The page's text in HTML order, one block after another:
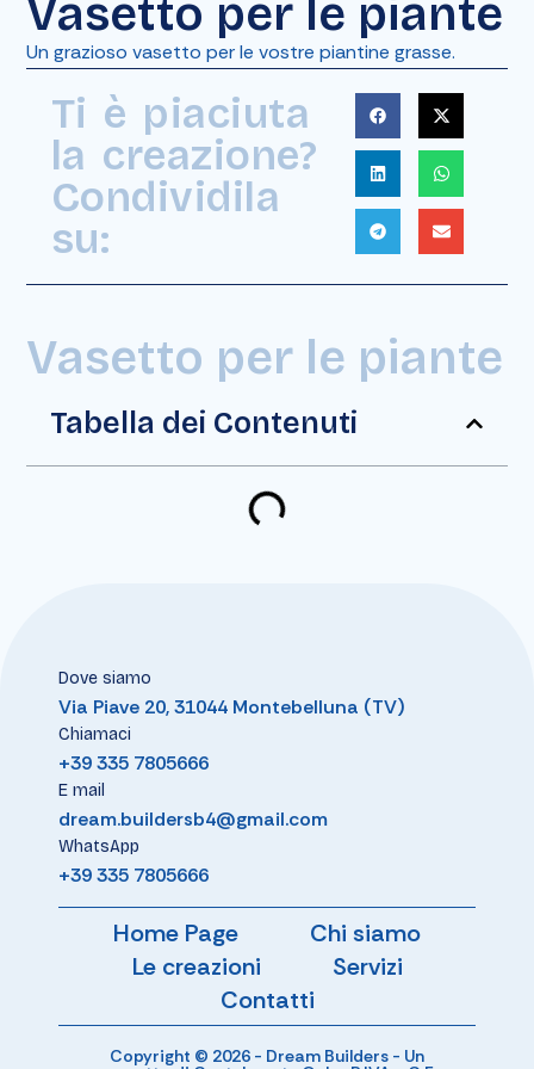
Vasetto per le piante
Un grazioso vasetto per le vostre piantine grasse.
Ti è piaciuta
la creazione?
Condividila
su:
Vasetto per le piante
Tabella dei Contenuti
Dove siamo
Via Piave 20, 31044 Montebelluna (TV)
Chiamaci
+39 335 7805666
E mail
dream.buildersb4@gmail.com
WhatsApp
+39 335 7805666
Home Page
Chi siamo
Le creazioni
Servizi
Contatti
Copyright © 2026 - Dream Builders - Un